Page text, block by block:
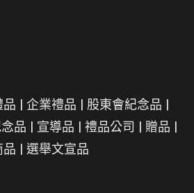
品 | 企業禮品 | 股東會紀念品 |
品 | 宣導品 | 禮品公司 | 贈品 |
| 選舉文宣品